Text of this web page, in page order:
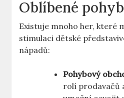
Oblíbené
Existuje mnoho her, které
stimulaci dětské
nápadů:
Pohybový
rolí prodavačů